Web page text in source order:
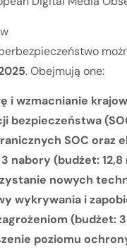
. Obejmują one:
i wzmacnianie
bezpieczeństwa
SOC oraz
nabory (budżet:
nowych
wykrywania i
(budżet:
poziomu